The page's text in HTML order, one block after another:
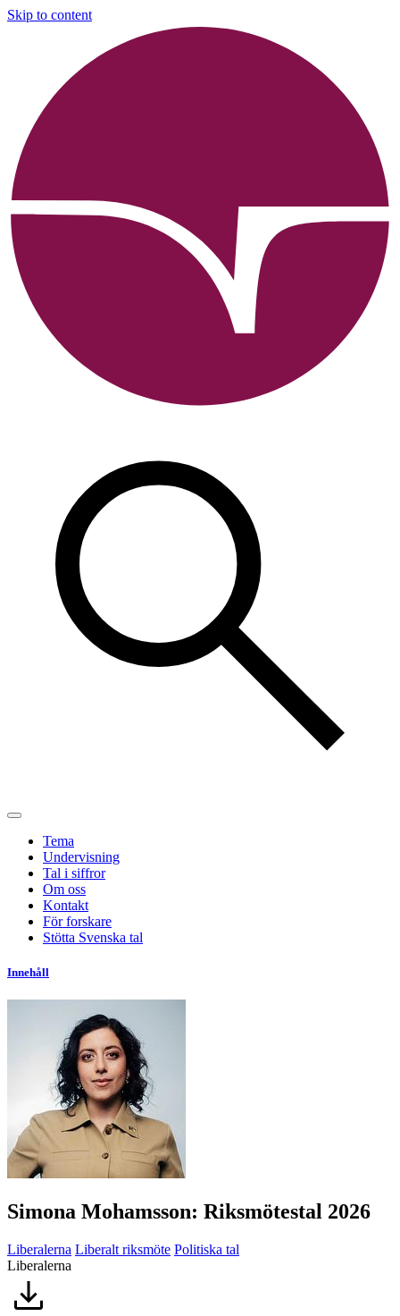
Skip to content
Tema
Undervisning
Tal i siffror
Om oss
Kontakt
För forskare
Stötta Svenska tal
Innehåll
Simona Mohamsson: Riksmötestal 2026
Liberalerna Liberalt riksmöte Politiska tal
Liberalerna